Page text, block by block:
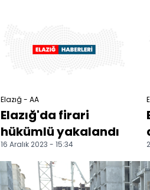
Elazığ - AA
Elazığ'da firari
hükümlü yakalandı
16 Aralık 2023 - 15:34